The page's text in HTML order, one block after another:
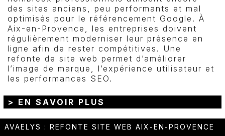
des sites anciens, peu performants et mal
optimisés pour le référencement Google. À
Aix-en-Provence, les entreprises doivent
régulièrement moderniser leur présence en
ligne afin de rester compétitives. Une
refonte de site web permet d’améliorer
l’image de marque, l’expérience utilisateur et
les performances SEO.
> EN SAVOIR PLUS
AVAELYS : REFONTE SITE WEB AIX-EN-PROVENCE